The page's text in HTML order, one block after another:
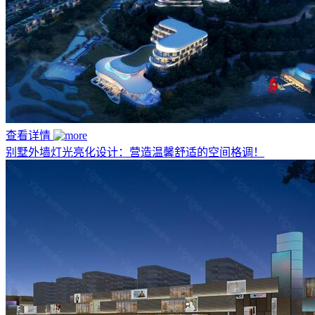
查看详情
别墅外墙灯光亮化设计：营造温馨舒适的空间格调！